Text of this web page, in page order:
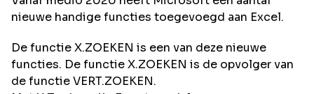
nieuwe handige functies toegevoegd aan Excel.
De functie X.ZOEKEN is een van deze nieuwe
functies. De functie X.ZOEKEN is de opvolger van
de functie VERT.ZOEKEN.